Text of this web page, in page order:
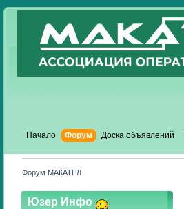
Начало Форум Доска объявлений
Форум МАКАТЕЛ
Юзер Инфо